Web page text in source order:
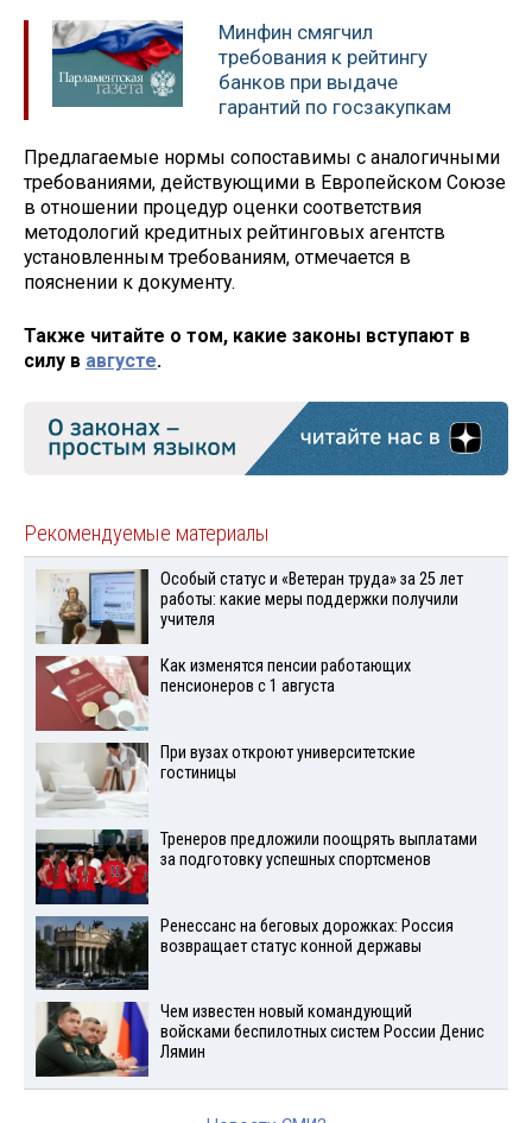
Минфин смягчил
требования к рейтингу
банков при выдаче
гарантий по госзакупкам
Предлагаемые нормы сопоставимы с аналогичными
требованиями, действующими в Европейском Союзе
в отношении процедур оценки соответствия
методологий кредитных рейтинговых агентств
установленным требованиям, отмечается в
пояснении к документу.
Также читайте о том, какие законы вступают в
силу в августе.
Рекомендуемые материалы
Особый статус и «Ветеран труда» за 25 лет
работы: какие меры поддержки получили
учителя
Как изменятся пенсии работающих
пенсионеров с 1 августа
При вузах откроют университетские
гостиницы
Тренеров предложили поощрять выплатами
за подготовку успешных спортсменов
Ренессанс на беговых дорожках: Россия
возвращает статус конной державы
Чем известен новый командующий
войсками беспилотных систем России Денис
Лямин